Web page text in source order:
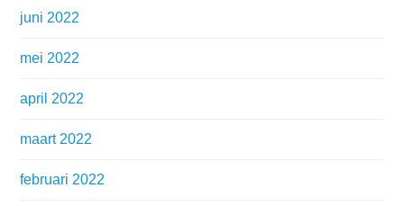
juni 2022
mei 2022
april 2022
maart 2022
februari 2022